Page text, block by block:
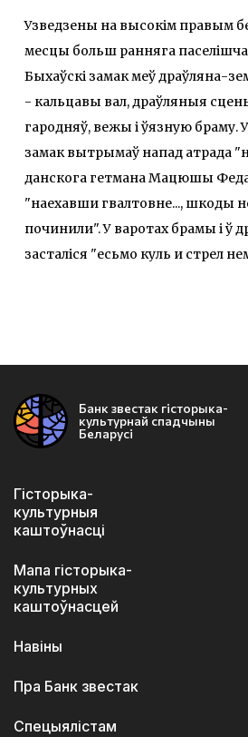
Узведзены на высокім правым
месцы больш ранняга паселішча
Быхаўскі замак меў драўляна-
- кальцавы вал, драўляныя
гародняў, вежы і ўязную браму.
замак вытрымаў напад атрада
данскога гетмана Мацюшы
"наехавши гвалтовне..., шкоды
починили". У варотах брамы і ў
засталіся "есьмо куль и стрел
Банк звестак гісторыка-
культурнай спадчыны
Беларусі
Гісторыка-
культурныя
каштоўнасці
Мапа гісторыка-
культурных
каштоўнасцей
Навіны
Пра Банк звестак
Спецыялістам